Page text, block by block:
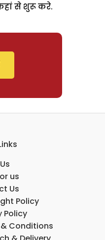
से शुरू करे.
us
Us
Policy
Policy
Conditions